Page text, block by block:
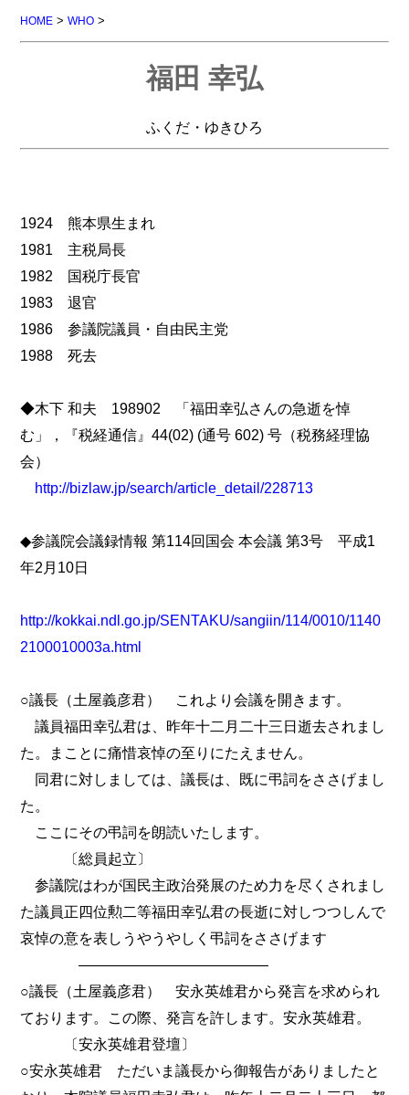
HOME >WHO >
福田 幸弘
ふくだ・ゆきひろ
1924 熊本県生まれ
1981 主税局長
1982 国税庁長官
1983 退官
1986 参議院議員・自由民主党
1988 死去
◆木下 和夫 198902 「福田幸弘さんの急逝を悼
む」，『税経通信』44(02) (通号 602) 号（税務経理協
会）
http://bizlaw.jp/search/article_detail/228713
◆参議院会議録情報 第114回国会 本会議 第3号 平成1
年2月10日
http://kokkai.ndl.go.jp/SENTAKU/sangiin/114/0010/1140
2100010003a.html
○議長（土屋義彦君） これより会議を開きます。
議員福田幸弘君は、昨年十二月二十三日逝去されまし
た。まことに痛惜哀悼の至りにたえません。
同君に対しましては、議長は、既に弔詞をささげまし
た。
ここにその弔詞を朗読いたします。
〔総員起立〕
参議院はわが国民主政治発展のため力を尽くされまし
た議員正四位勲二等福田幸弘君の長逝に対しつつしんで
哀悼の意を表しうやうやしく弔詞をささげます
―――――――――――――
○議長（土屋義彦君） 安永英雄君から発言を求められ
ております。この際、発言を許します。安永英雄君。
〔安永英雄君登壇〕
○安永英雄君 ただいま議長から御報告がありましたと